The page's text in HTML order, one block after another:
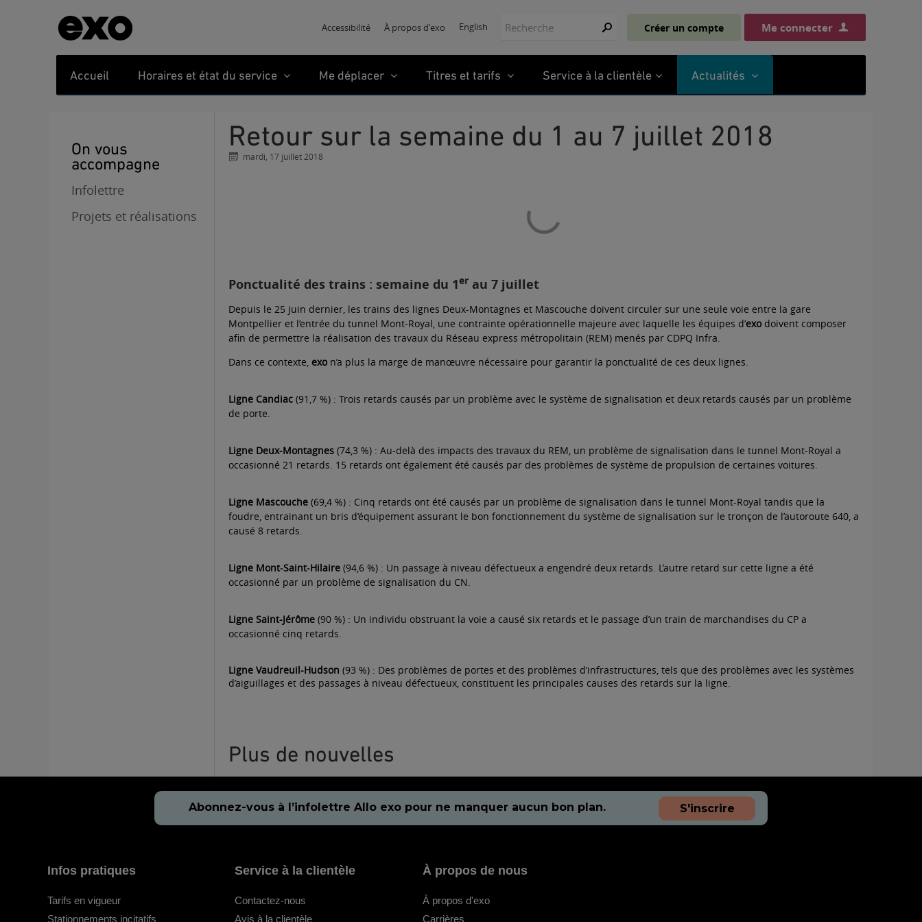
Accessibilité À propos d'exo English Créer un compte Me connecter
Accueil Horaires et état du service Me déplacer Titres et tarifs Service à la clientèle Actualités
On vous
accompagne
Infolettre
Projets et réalisations
Retour sur la semaine du 1 au 7 juillet 2018
mardi, 17 juillet 2018
Ponctualité des trains : semaine du 1er au 7 juillet
Depuis le 25 juin dernier, les trains des lignes Deux-Montagnes et Mascouche doivent circuler sur une seule voie entre la gare
Montpellier et l’entrée du tunnel Mont-Royal, une contrainte opérationnelle majeure avec laquelle les équipes d’exodoivent composer
afin de permettre la réalisation des travaux du Réseau express métropolitain (REM) menés par CDPQ Infra.
Dans ce contexte, exon’a plus la marge de manœuvre nécessaire pour garantir la ponctualité de ces deux lignes.
Ligne Candiac (91,7 %) : Trois retards causés par un problème avec le système de signalisation et deux retards causés par un problème
de porte.
Ligne Deux-Montagnes (74,3 %) : Au-delà des impacts des travaux du REM, un problème de signalisation dans le tunnel Mont-Royal a
occasionné 21 retards. 15 retards ont également été causés par des problèmes de système de propulsion de certaines voitures.
Ligne Mascouche (69,4 %) : Cinq retards ont été causés par un problème de signalisation dans le tunnel Mont-Royal tandis que la
foudre, entrainant un bris d’équipement assurant le bon fonctionnement du système de signalisation sur le tronçon de l’autoroute 640, a
causé 8 retards.
Ligne Mont-Saint-Hilaire (94,6 %) : Un passage à niveau défectueux a engendré deux retards. L’autre retard sur cette ligne a été
occasionné par un problème de signalisation du CN.
Ligne Saint-Jérôme (90 %) : Un individu obstruant la voie a causé six retards et le passage d’un train de marchandises du CP a
occasionné cinq retards.
Ligne Vaudreuil-Hudson (93 %) : Des problèmes de portes et des problèmes d’infrastructures, tels que des problèmes avec les systèmes
d’aiguillages et des passages à niveau défectueux, constituent les principales causes des retards sur la ligne.
Plus de nouvelles
Abonnez-vous à l’infolettre Allo exo pour ne manquer aucun bon plan. S'inscrire
Infos pratiques
Tarifs en vigueur
Stationnements incitatifs
Service à la clientèle
Contactez-nous
Avis à la clientèle
À propos de nous
À propos d'exo
Carrières